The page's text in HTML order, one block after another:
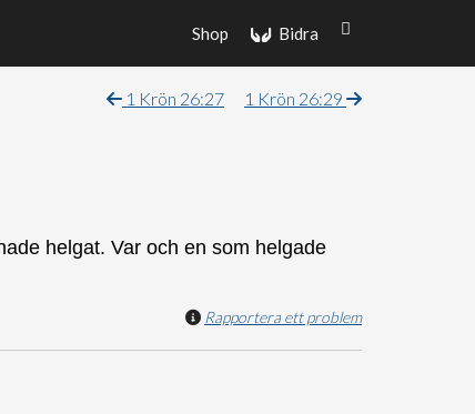
Bidra
Shop
1 Krön 26:27 1 Krön 26:29
helgat. Var och en som helgade
Rapportera ett problem